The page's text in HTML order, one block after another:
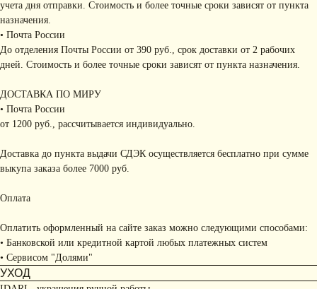
учета дня отправки. Стоимость и более точные сроки зависят от пункта
назначения.
• Почта России
До отделения Почты России от 390 руб., срок доставки от 2 рабочих
дней. Стоимость и более точные сроки зависят от пункта назначения.
ДОСТАВКА ПО МИРУ
• Почта России
от 1200 руб., рассчитывается индивидуально.
Доставка до пункта выдачи СДЭК осуществляется бесплатно при сумме
выкупа заказа более 7000 руб.
Оплата
Оплатить оформленный на сайте заказ можно следующими способами:
• Банковской или кредитной картой любых платежных систем
• Сервисом "Долями"
УХОД